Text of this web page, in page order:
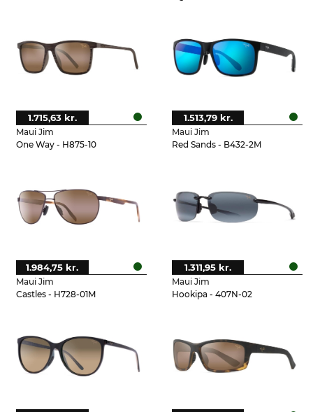
Maui Jim
One Way - H875-10
1.715,63 kr.
Maui Jim
Red Sands - B432-2M
1.513,79 kr.
Maui Jim
Castles - H728-01M
1.984,75 kr.
Maui Jim
Hookipa - 407N-02
1.311,95 kr.